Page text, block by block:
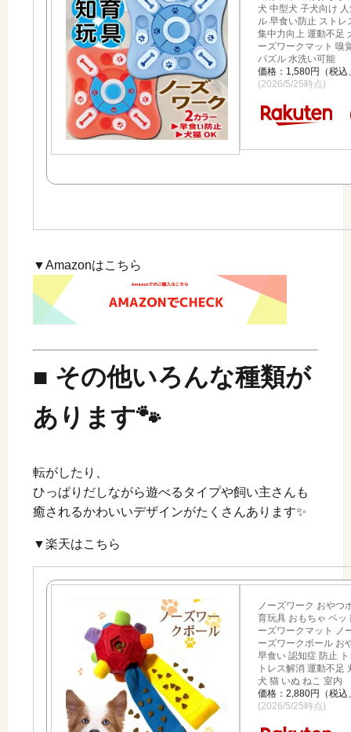
犬 中型犬 子犬向け
ル 早食い防止 ストレ
集中力向上 運動不足
ーズワークマット 嗅
パズル 水洗い可能
価格：1,580円（税込
(2026/5/25時点)
▼Amazonはこちら
■ その他いろんな種類が
あります🐾
転がしたり、
ひっぱりだしながら遊べるタイプや飼い主さんも
癒されるかわいいデザインがたくさんあります✨
▼楽天はこちら
ノーズワーク おやつ
育玩具 おもちゃ ペッ
ーズワークマット ノ
ーズワークボール お
早食い 認知症 防止
トレス解消 運動不足
犬 猫 いぬ ねこ 室内
価格：2,880円（税込
(2026/5/25時点)